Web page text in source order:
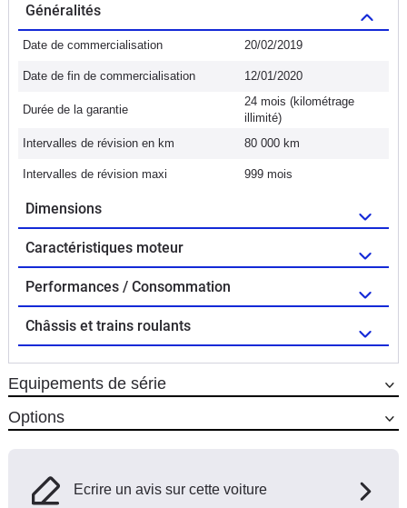
Généralités
Date de commercialisation 20/02/2019
Date de fin de commercialisation 12/01/2020
Durée de la garantie
24 mois (kilométrage
illimité)
Intervalles de révision en km
80 000 km
Intervalles de révision maxi 999 mois
Dimensions
Caractéristiques moteur
Performances / Consommation
Châssis et trains roulants
Equipements de série
Options
Ecrire un avis sur cette voiture